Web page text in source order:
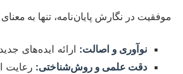
موفقیت در نگارش پایان‌نامه، تنها به
نوآوری و اصالت: ارائه ایده‌های
دقت علمی و روش‌شناختی: رعایت